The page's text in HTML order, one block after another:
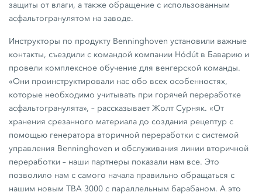
защиты от влаги, а также обращение с использованным
асфальтогранулятом на заводе.
Инструкторы по продукту Benninghoven установили важные
контакты, съездили с командой компании Hódút в Баварию и
провели комплексное обучение для венгерской команды.
«Они проинструктировали нас обо всех особенностях,
которые необходимо учитывать при горячей переработке
асфальтогранулята», – рассказывает Жолт Сурняк. «От
хранения срезанного материала до создания рецептур с
помощью генератора вторичной переработки с системой
управления Benninghoven и обслуживания линии вторичной
переработки – наши партнеры показали нам все. Это
позволило нам с самого начала правильно обращаться с
нашим новымTBA 3000 с параллельным барабаном. А это